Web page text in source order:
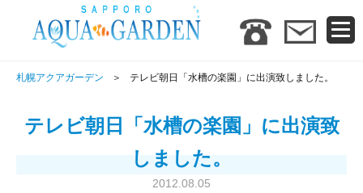
札幌アクアガーデン テレビ朝日「水槽の楽園」に出演致しました。
テレビ朝日「水槽の楽園」に出演致
しました。
2012.08.05